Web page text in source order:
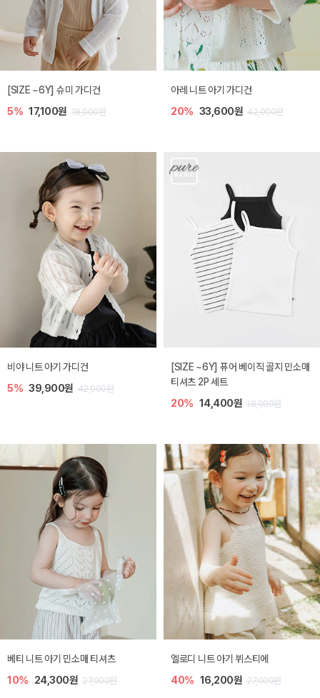
[SIZE ~6Y] 슈미 가디건
5% 17,100원 18,000원
아레 니트 아기 가디건
20% 33,600원 42,000원
비야 니트 아기 가디건
5% 39,900원 42,000원
[SIZE ~6Y] 퓨어 베이직 골지 민소매
티셔츠 2P 세트
20% 14,400원 18,000원
베티 니트 아기 민소매 티셔츠
10% 24,300원 27,000원
엘로디 니트 아기 뷔스티에
40% 16,200원 27,000원